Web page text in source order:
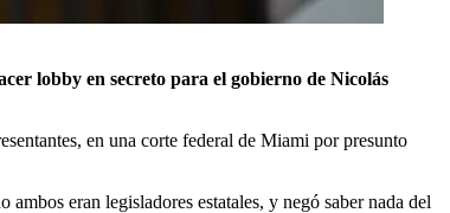
lobby en secreto para el gobierno de Nicolás
en una corte federal de Miami por presunto
eran legisladores estatales, y negó saber nada del